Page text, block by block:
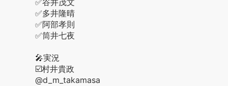
✅谷井茂文
✅多井隆晴
✅阿部孝則
✅筒井七夜
🎤実況
☑️村井貴政
@d_m_takamasa